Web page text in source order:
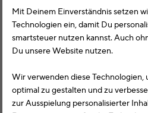
Mit Deinem Einverständnis setzen
Technologien ein, damit Du
smartsteuer nutzen kannst. Auch
Du unsere Website nutzen.
Wir verwenden diese Technologien,
optimal zu gestalten und zu
zur Ausspielung personalisierter